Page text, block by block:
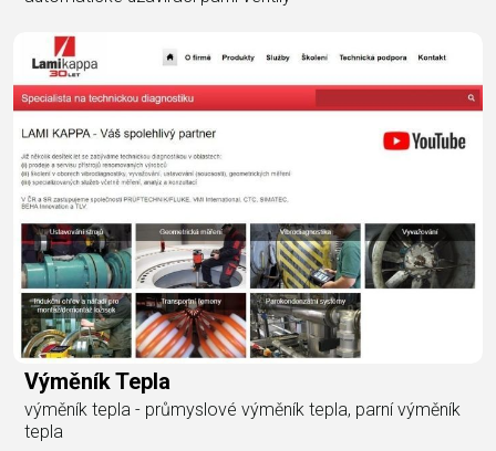
Výměník Tepla
výměník tepla - průmyslové výměník tepla, parní výměník
tepla